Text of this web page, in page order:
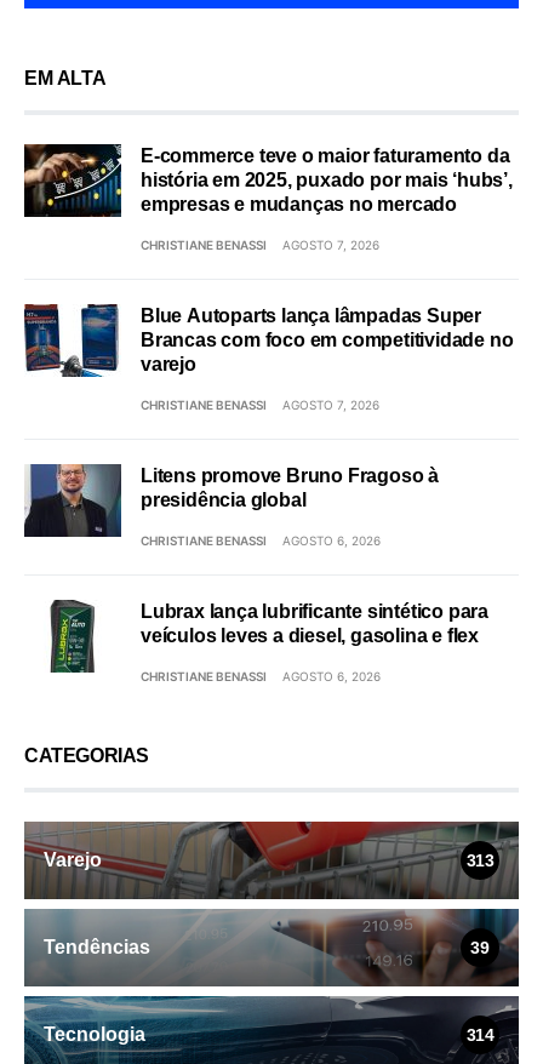
EM ALTA
E-commerce teve o maior faturamento da
história em 2025, puxado por mais ‘hubs’,
empresas e mudanças no mercado
CHRISTIANE BENASSI AGOSTO 7, 2026
Blue Autoparts lança lâmpadas Super
Brancas com foco em competitividade no
varejo
CHRISTIANE BENASSI AGOSTO 7, 2026
Litens promove Bruno Fragoso à
presidência global
CHRISTIANE BENASSI AGOSTO 6, 2026
Lubrax lança lubrificante sintético para
veículos leves a diesel, gasolina e flex
CHRISTIANE BENASSI AGOSTO 6, 2026
CATEGORIAS
Varejo 313
Tendências 39
Tecnologia 314